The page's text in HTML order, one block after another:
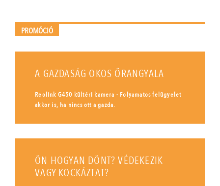
PROMÓCIÓ
A GAZDASÁG OKOS ŐRANGYALA
Reolink G450 kültéri kamera - Folyamatos felügyelet
akkor is, ha nincs ott a gazda.
ÖN HOGYAN DÖNT? VÉDEKEZIK
VAGY KOCKÁZTAT?